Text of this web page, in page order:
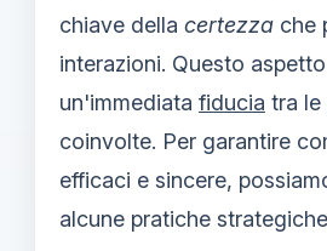
chiave della certezza che
interazioni. Questo
un'immediata fiducia tra le
coinvolte. Per garantire
efficaci e sincere,
alcune pratiche